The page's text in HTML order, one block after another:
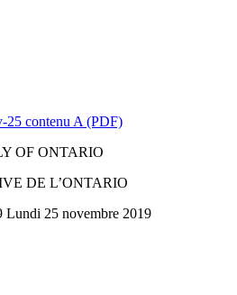
25 contenu A (PDF)
OF ONTARIO
DE L’ONTARIO
Lundi 25 novembre 2019